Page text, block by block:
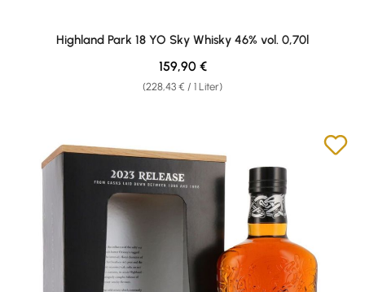
Highland Park 18 YO Sky Whisky 46% vol. 0,70l
(228,43 € / 1 Liter)
Regulärer Preis:
159,90 €